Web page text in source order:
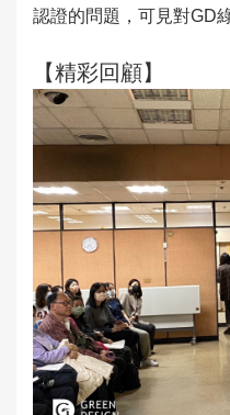
認證的問題，可見對GD
【精彩回顧】